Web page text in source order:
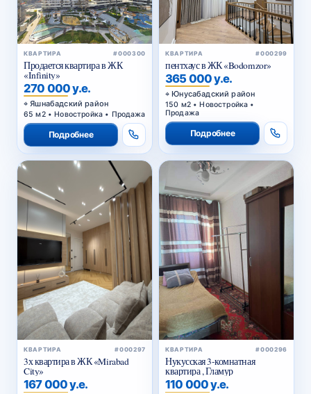
КВАРТИРА #000300
Продается квартира в ЖК
«Infinity»
270 000 у.е.
Яшнабадский район
65 м2 • Новостройка • Продажа
Подробнее
КВАРТИРА #000299
пентхаус в ЖК «Bodomzor»
365 000 у.е.
Юнусабадский район
150 м2 • Новостройка •
Продажа
Подробнее
КВАРТИРА #000297
3х квартира в ЖК «Mirabad
City»
167 000 у.е.
КВАРТИРА #000296
Нукусская 3-комнатная
квартира , Гламур
110 000 у.е.